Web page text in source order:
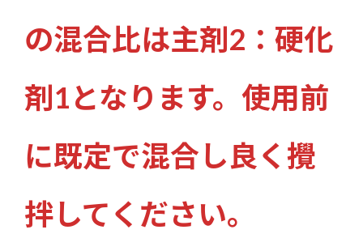
の混合比は主剤2：硬化
剤1となります。使用前
に既定で混合し良く攪
拌してください。